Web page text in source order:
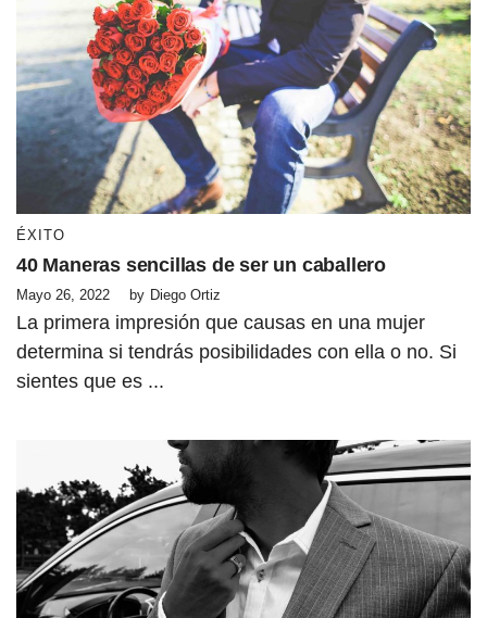
ÉXITO
40 Maneras sencillas de ser un caballero
Mayo 26, 2022 by Diego Ortiz
La primera impresión que causas en una mujer
determina si tendrás posibilidades con ella o no. Si
sientes que es ...